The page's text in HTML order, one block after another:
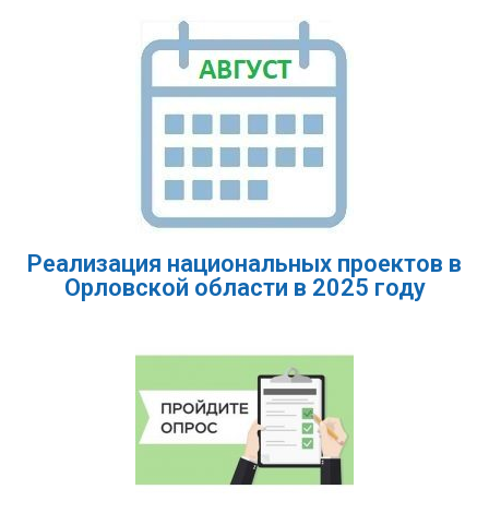
Реализация национальных проектов в
Орловской области в 2025 году